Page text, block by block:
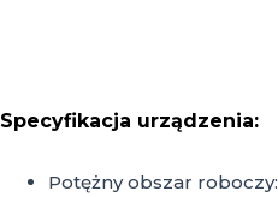
Specyfikacja urządzenia:
Potężny obszar roboczy: